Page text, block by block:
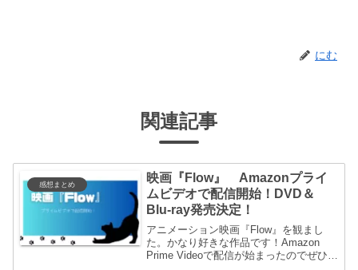
にむ
関連記事
感想まとめ
映画『Flow』 Amazonプライ
ムビデオで配信開始！DVD＆
Blu-ray発売決定！
アニメーション映画『Flow』を観まし
た。かなり好きな作品です！Amazon
Prime Videoで配信が始まったのでぜひ観